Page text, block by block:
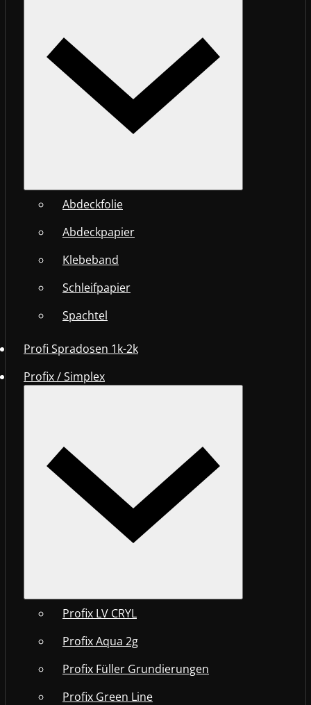
Abdeckfolie
Abdeckpapier
Klebeband
Schleifpapier
Spachtel
Profi Spradosen 1k-2k
Profix / Simplex
Profix LV CRYL
Profix Aqua 2g
Profix Füller Grundierungen
Profix Green Line